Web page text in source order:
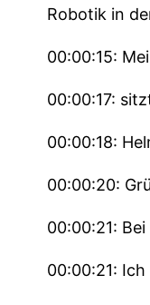
Robotik in
00:00:15:
00:00:17:
00:00:18:
00:00:20:
00:00:21:
00:00:21: